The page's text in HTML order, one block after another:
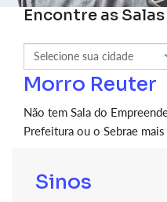
Encontre as
Morro Reuter
Não tem Sala do
Prefeitura ou o Sebrae
Sinos